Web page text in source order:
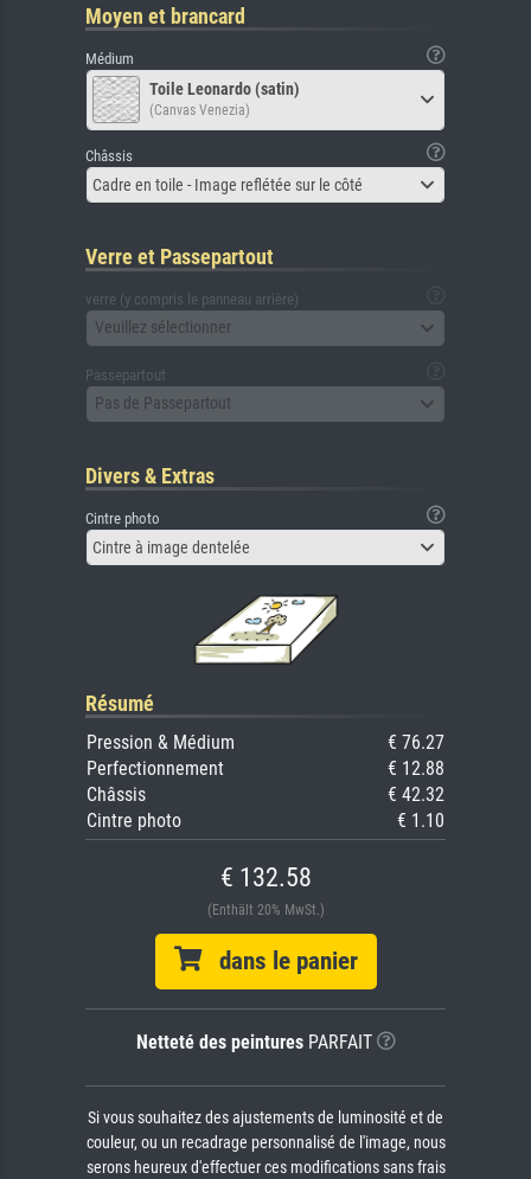
Moyen et brancard
Médium
Toile Leonardo (satin)
(Canvas Venezia)
Châssis
Cadre en toile - Image reflétée sur le côté
Verre et Passepartout
verre (y compris le panneau arrière)
Veuillez sélectionner
Passepartout
Pas de Passepartout
Divers & Extras
Cintre photo
Cintre à image dentelée
Résumé
Pression & Médium
€ 76.27
Perfectionnement
€ 12.88
Châssis
€ 42.32
Cintre photo
€ 1.10
€ 132.58
(Enthält 20% MwSt.)
dans le panier
Netteté des peinturesPARFAIT
Si vous souhaitez des ajustements de luminosité et de
couleur, ou un recadrage personnalisé de l'image, nous
serons heureux d'effectuer ces modifications sans frais